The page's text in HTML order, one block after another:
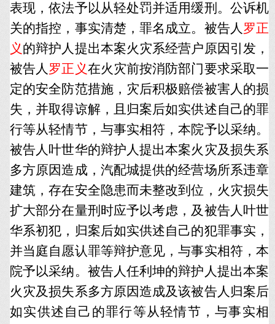
表现，依法予以从轻处罚并适用缓刑。公诉机
关的指控，事实清楚，罪名成立。被告人罗正
义 的辩护人提出本案火灾系经营户原因引发，
被告人罗正义在火灾前按消防部门要求采取一
定的安全防范措施，灾后积极赔偿被害人的损
失，并取得谅解，且归案后如实供述自己的罪
行等从轻情节，与事实相符，本院予以采纳。
被告人叶世华的辩护人提出本案火灾及损失系
多方原因造成，汽配城提供的经营场所系违章
建筑，存在安全隐患而未整改到位，火灾损失
扩大部分在量刑时应予以考虑，及被告人叶世
华系初犯，归案后如实供述自己的犯罪事实，
并当庭自愿认罪等辩护意见，与事实相符，本
院予以采纳。被告人任利坤的辩护人提出本案
火灾及损失系多方原因造成及该被告人归案后
如实供述自己的罪行等从轻情节，与事实相